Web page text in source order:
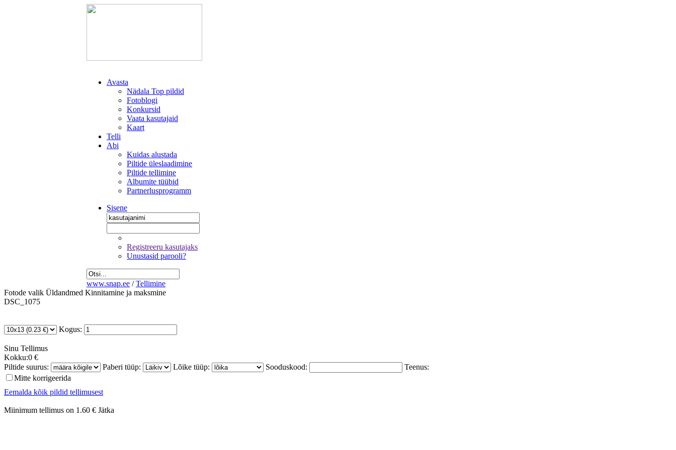
Avasta
Nädala Top pildid
Fotoblogi
Konkursid
Vaata kasutajaid
Kaart
Telli
Abi
Kuidas alustada
Piltide üleslaadimine
Piltide tellimine
Albumite tüübid
Partnerlusprogramm
Sisene
Registreeru kasutajaks
Unustasid parooli?
www.snap.ee / Tellimine
Fotode valik Üldandmed Kinnitamine ja maksmine
DSC_1075
Kogus:
Sinu Tellimus
Kokku:0 €
Piltide suurus:
Paberi tüüp: Lõike tüüp: Sooduskood:
Teenus:
Mitte korrigeerida
Eemalda kõik pildid tellimusest
Miinimum tellimus on 1.60 € Jätka